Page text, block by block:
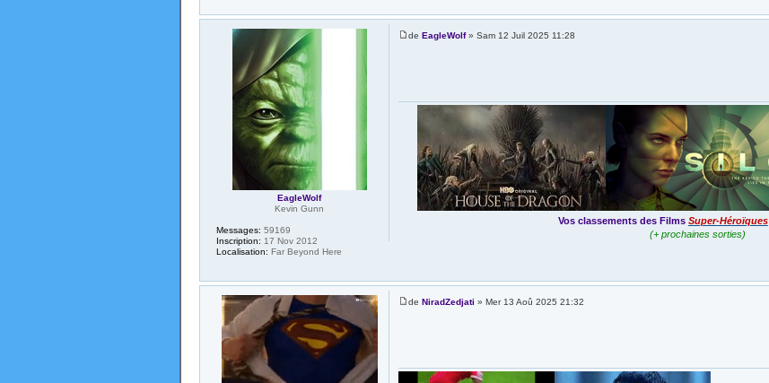
de EagleWolf» Sam 12 Juil 2025 11:28
Vos classements des Films Super-Héroïques
(+ prochaines sorties)
EagleWolf
Kevin Gunn
Messages: 59169
Inscription: 17 Nov 2012
Localisation: Far Beyond Here
de NiradZedjati » Mer 13 Aoû 2025 21:32